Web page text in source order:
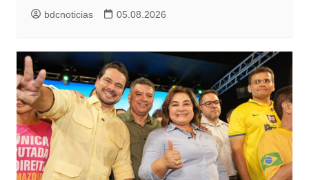
bdcnoticias 05.08.2026